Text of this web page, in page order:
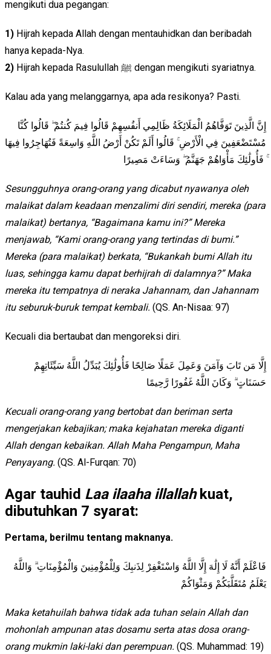
mengikuti dua pegangan:
1) Hijrah kepada Allah dengan mentauhidkan dan beribadah
hanya kepada-Nya.
2)
Hijrah kepada Rasulullah ﷺ dengan mengikuti syariatnya.
Kalau ada yang melanggarnya, apa ada resikonya? Pasti.
إِنَّ الَّذِينَ تَوَفَّاهُمُ الْمَلَائِكَةُ ظَالِمِي أَنفُسِهِمْ قَالُوا فِيمَ كُنتُمْ ۖ قَالُوا كُنَّا
مُسْتَضْعَفِينَ فِي الْأَرْضِ ۚ قَالُوا أَلَمْ تَكُنْ أَرْضُ اللَّهِ وَاسِعَةً فَتُهَاجِرُوا فِيهَا
ۚ فَأُولَٰئِكَ مَأْوَاهُمْ جَهَنَّمُ ۖ وَسَاءَتْ مَصِيرًا
Sesungguhnya orang-orang yang dicabut nyawanya oleh
malaikat dalam keadaan menzalimi diri sendiri, mereka (para
malaikat) bertanya, “Bagaimana kamu ini?” Mereka
menjawab, “Kami orang-orang yang tertindas di bumi.”
Mereka (para malaikat) berkata, “Bukankah bumi Allah itu
luas, sehingga kamu dapat berhijrah di dalamnya?” Maka
mereka itu tempatnya di neraka Jahannam, dan Jahannam
itu seburuk-buruk tempat kembali. (QS. An-Nisaa: 97)
Kecuali dia bertaubat dan mengoreksi diri.
إِلَّا مَن تَابَ وَآمَنَ وَعَمِلَ عَمَلًا صَالِحًا فَأُولَٰئِكَ يُبَدِّلُ اللَّهُ سَيِّئَاتِهِمْ
حَسَنَاتٍ ۗ وَكَانَ اللَّهُ غَفُورًا رَّحِيمًا
Kecuali orang-orang yang bertobat dan beriman serta
mengerjakan kebajikan; maka kejahatan mereka diganti
Allah dengan kebaikan. Allah Maha Pengampun, Maha
Penyayang. (QS. Al-Furqan: 70)
Agar tauhid Laa ilaaha illallahkuat,
dibutuhkan 7 syarat:
Pertama, berilmu tentang maknanya.
فَاعْلَمْ أَنَّهُ لَا إِلَٰهَ إِلَّا اللَّهُ وَاسْتَغْفِرْ لِذَنبِكَ وَلِلْمُؤْمِنِينَ وَالْمُؤْمِنَاتِ ۗ وَاللَّهُ
يَعْلَمُ مُتَقَلَّبَكُمْ وَمَثْوَاكُمْ
Maka ketahuilah bahwa tidak ada tuhan selain Allah dan
mohonlah ampunan atas dosamu serta atas dosa orang-
orang mukmin laki-laki dan perempuan. (QS. Muhammad: 19)